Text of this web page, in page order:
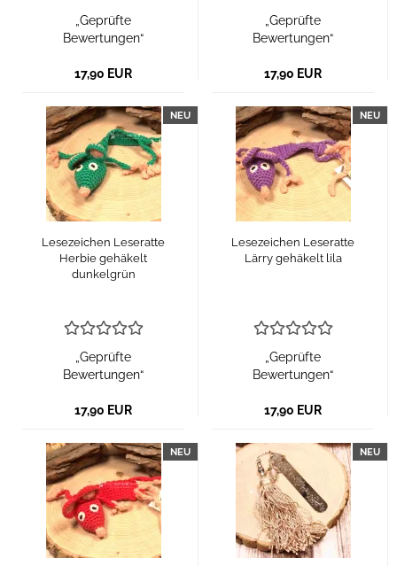
„Geprüfte
Bewertungen“
17,90 EUR
„Geprüfte
Bewertungen“
17,90 EUR
NEU
Lesezeichen Leseratte
Herbie gehäkelt
dunkelgrün
„Geprüfte
Bewertungen“
17,90 EUR
NEU
Lesezeichen Leseratte
Lärry gehäkelt lila
„Geprüfte
Bewertungen“
17,90 EUR
NEU NEU